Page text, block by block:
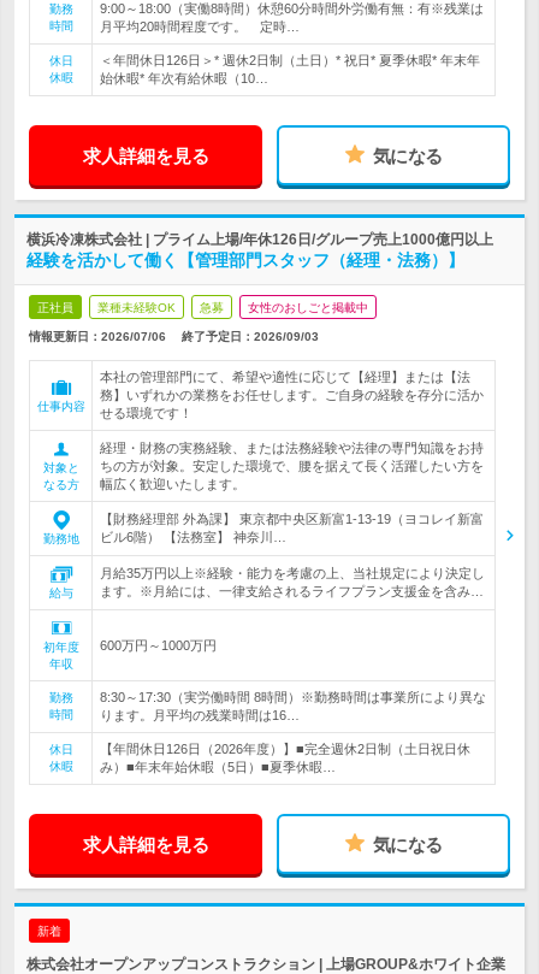
勤務
時間
9:00～18:00（実働8時間）休憩60分時間外労働有無：有※残業は
月平均20時間程度です。 定時…
休日
休暇
＜年間休日126日＞* 週休2日制（土日）* 祝日* 夏季休暇* 年末年
始休暇* 年次有給休暇（10…
求人詳細を見る 気になる
横浜冷凍株式会社 | プライム上場/年休126日/グループ売上1000億円以上
経験を活かして働く【管理部門スタッフ（経理・法務）】
正社員 業種未経験OK 急募 女性のおしごと掲載中
情報更新日：2026/07/06 終了予定日： 2026/09/03
仕事内容
本社の管理部門にて、希望や適性に応じて【経理】または【法
務】いずれかの業務をお任せします。ご自身の経験を存分に活か
せる環境です！
対象と
なる方
経理・財務の実務経験、または法務経験や法律の専門知識をお持
ちの方が対象。安定した環境で、腰を据えて長く活躍したい方を
幅広く歓迎いたします。
勤務地
【財務経理部 外為課】 東京都中央区新富1-13-19（ヨコレイ新富
ビル6階） 【法務室】 神奈川…
給与
月給35万円以上※経験・能力を考慮の上、当社規定により決定し
ます。※月給には、一律支給されるライフプラン支援金を含み…
初年度
年収
600万円～1000万円
勤務
時間
8:30～17:30（実労働時間 8時間）※勤務時間は事業所により異な
ります。月平均の残業時間は16…
休日
休暇
【年間休日126日（2026年度）】■完全週休2日制（土日祝日休
み）■年末年始休暇（5日）■夏季休暇…
求人詳細を見る 気になる
新着
株式会社オープンアップコンストラクション | 上場GROUP&ホワイト企業